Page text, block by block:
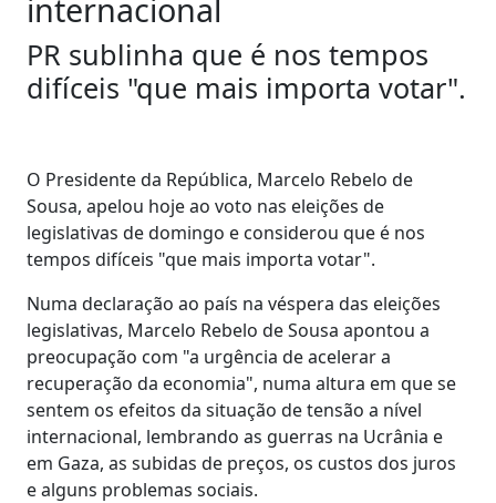
internacional
PR sublinha que é nos tempos
difíceis "que mais importa votar".
O Presidente da República, Marcelo Rebelo de
Sousa, apelou hoje ao voto nas eleições de
legislativas de domingo e considerou que é nos
tempos difíceis "que mais importa votar".
Numa declaração ao país na véspera das eleições
legislativas, Marcelo Rebelo de Sousa apontou a
preocupação com "a urgência de acelerar a
recuperação da economia", numa altura em que se
sentem os efeitos da situação de tensão a nível
internacional, lembrando as guerras na Ucrânia e
em Gaza, as subidas de preços, os custos dos juros
e alguns problemas sociais.